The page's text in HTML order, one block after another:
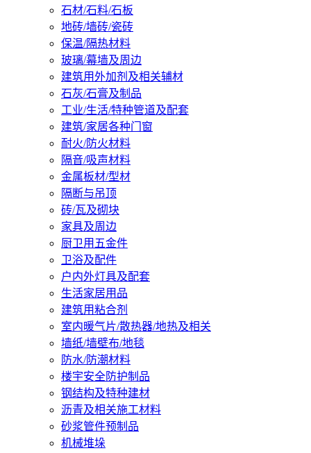
石材/石料/石板
地砖/墙砖/瓷砖
保温/隔热材料
玻璃/幕墙及周边
建筑用外加剂及相关辅材
石灰/石膏及制品
工业/生活/特种管道及配套
建筑/家居各种门窗
耐火/防火材料
隔音/吸声材料
金属板材/型材
隔断与吊顶
砖/瓦及砌块
家具及周边
厨卫用五金件
卫浴及配件
户内外灯具及配套
生活家居用品
建筑用粘合剂
室内暖气片/散热器/地热及相关
墙纸/墙壁布/地毯
防水/防潮材料
楼宇安全防护制品
钢结构及特种建材
沥青及相关施工材料
砂浆管件预制品
机械堆垛